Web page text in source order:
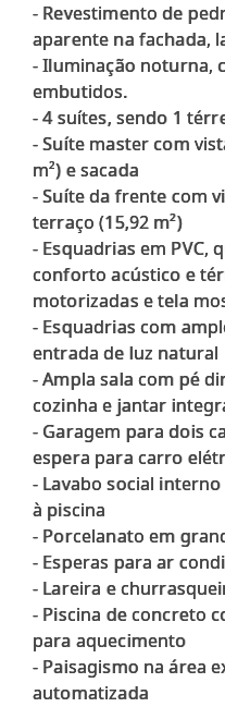
- Revestimento de
aparente na fachada,
- Iluminação noturna,
embutidos.
- 4 suítes, sendo 1
- Suíte master com
m²) e sacada
- Suíte da frente com
terraço (15,92 m²)
- Esquadrias em PVC,
conforto acústico e
motorizadas e tela
- Esquadrias com
entrada de luz natural
- Ampla sala com pé
cozinha e jantar
- Garagem para dois
espera para carro
- Lavabo social
à piscina
- Porcelanato em
- Esperas para ar
- Lareira e
- Piscina de concreto
para aquecimento
- Paisagismo na área
automatizada